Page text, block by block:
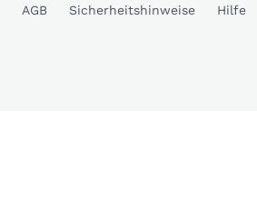
AGB
Sicherheitshinweise Hilfe